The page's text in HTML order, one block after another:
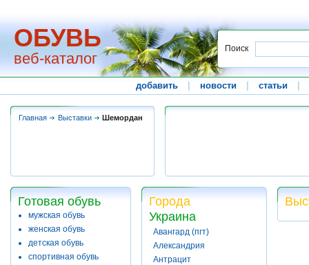
ОБУВЬ
веб-каталог
Поиск
добавить новости статьи
Главная Выставки Шемордан
Готовая обувь
мужская обувь
женская обувь
детская обувь
спортивная обувь
Города
Украина
Авангард (пгт)
Александрия
Антрацит